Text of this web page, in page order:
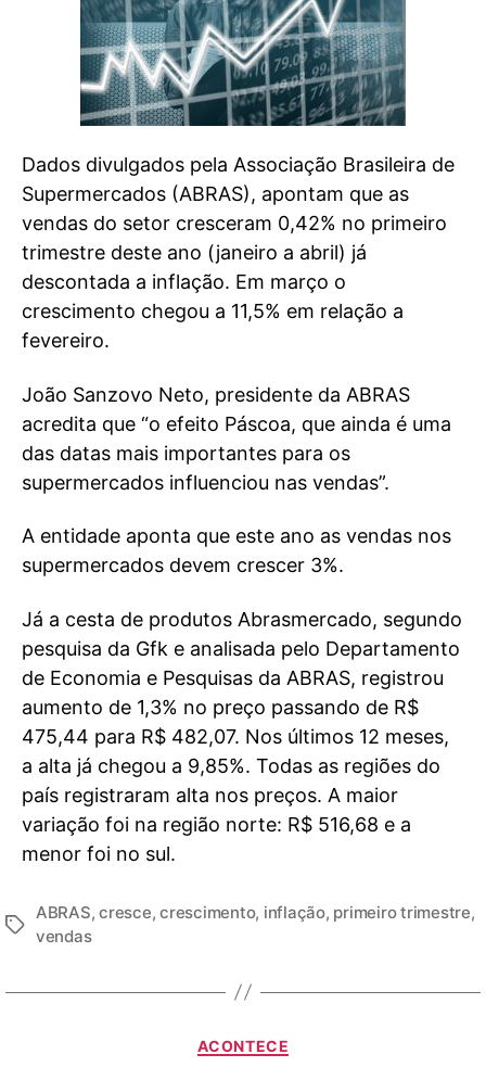
Dados divulgados pela Associação Brasileira de
Supermercados (ABRAS), apontam que as
vendas do setor cresceram 0,42% no primeiro
trimestre deste ano (janeiro a abril) já
descontada a inflação. Em março o
crescimento chegou a 11,5% em relação a
fevereiro.
João Sanzovo Neto, presidente da ABRAS
acredita que “o efeito Páscoa, que ainda é uma
das datas mais importantes para os
supermercados influenciou nas vendas”.
A entidade aponta que este ano as vendas nos
supermercados devem crescer 3%.
Já a cesta de produtos Abrasmercado, segundo
pesquisa da Gfk e analisada pelo Departamento
de Economia e Pesquisas da ABRAS, registrou
aumento de 1,3% no preço passando de R$
475,44 para R$ 482,07. Nos últimos 12 meses,
a alta já chegou a 9,85%. Todas as regiões do
país registraram alta nos preços. A maior
variação foi na região norte: R$ 516,68 e a
menor foi no sul.
ABRAS,cresce,crescimento, inflação, primeiro trimestre,
vendas
ACONTECE